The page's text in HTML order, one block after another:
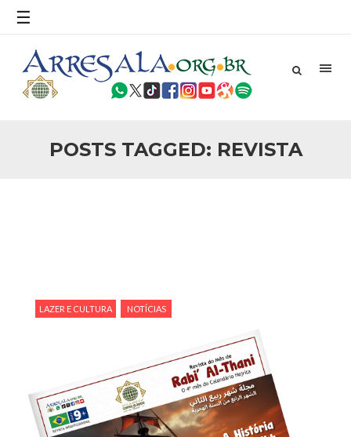
☰
POSTS TAGGED: REVISTA
do terrorismo não
25 DE SETEMBRO DE 2010
Necessárias Considerações Sobre o
Conflito
Por: Ahmed Ismail Introdução O presente artigo resume as
Islâmico no Brasil parabeniza a nação islâmica pela chegada
no ano novo muçulmano de 1435 Hejrita. Desejamos a
Falecimento do Imam Ali Ibn Al-Hussein
(A.S.)
Em nome de Deus, o Clemente, o Misericordioso! Diante da
data em que relembramos o martírio do quarto Imam dos
muçulmanos, o Imam Ali Ibn Al-Hussein Ibn Ali Ibn Abi Táleb
LAZER E CULTURA NOTÍCIAS